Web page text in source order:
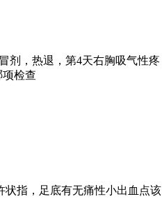
剂，热退，第4天右胸吸气性疼
检查
状指，足底有无痛性小出血点该